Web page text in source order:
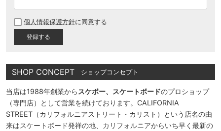
須
個人情報保護方針に同意する
SHOP CONCEPT ショップコンセプト
当店は1988年創業から スケボー、スケートボードのプロショップ
（専門店）として営業を続けております。CALIFORNIA
STREET（カリフォルニアストリート・カリスト）という店名の由
来はスケートボード発祥の地、カリフォルニアからいち早く最新の